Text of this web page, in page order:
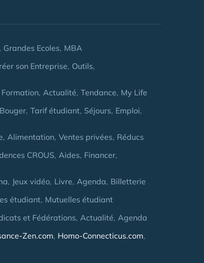
Grandes Ecoles MBA
son Entreprise Outils
Actualité Tendance My Life
Bouger Tarif étudiant Séjours Emploi
Alimentation Ventes privées Réducs
CROUS Aides Financer
Jeux vidéo Livre Agenda Billetterie
étudiant Mutuelles étudiant
et Fédérations Actualité Agenda
Zen.com Homo-Connecticus.com